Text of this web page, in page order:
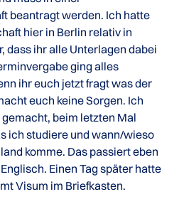
beantragt werden. Ich hatte
hier in Berlin relativ in
dass ihr alle Unterlagen dabei
ging alles
ihr euch jetzt fragt was der
euch keine Sorgen. Ich
beim letzten Mal
ich studiere und wann/wieso
komme. Das passiert eben
Einen Tag später hatte
Visum im Briefkasten.